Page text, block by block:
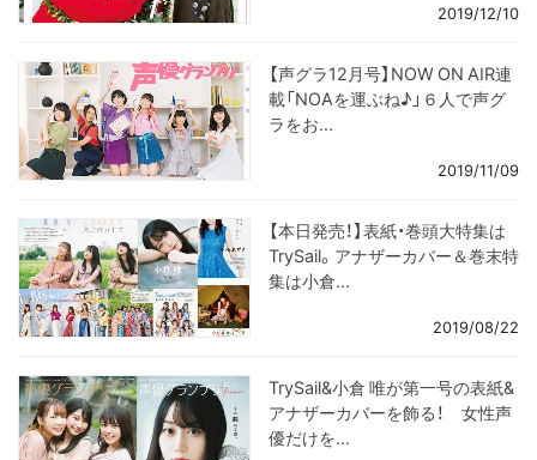
2019/12/10
【声グラ12月号】NOW ON AIR連
載「NOAを運ぶね♪」６人で声グ
ラをお...
2019/11/09
【本日発売！】表紙・巻頭大特集は
TrySail。アナザーカバー＆巻末特
集は小倉...
2019/08/22
TrySail&小倉 唯が第一号の表紙&
アナザーカバーを飾る！ 女性声
優だけを...